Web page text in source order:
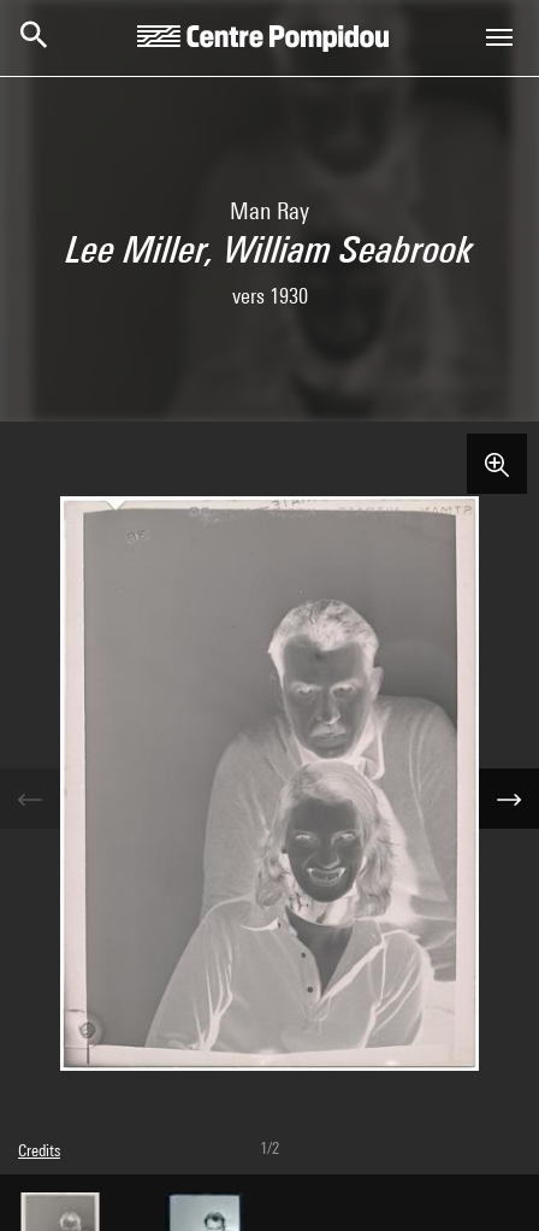
Man Ray
Lee Miller, William Seabrook
vers 1930
Credits
© Man Ray Trust / Adagp, Paris
Image reference : 4G06575
1/2